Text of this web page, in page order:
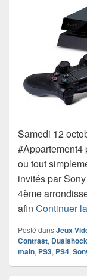
Samedi 12
#Appartement4
ou tout
invités par
4ème
afin Continuer
Posté dansJeux
Contrast,
main, PS3, PS4,